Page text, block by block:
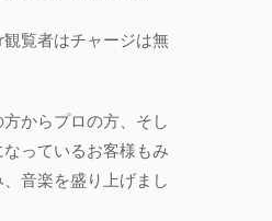
覧者はチャージは無
からプロの方、そし
っているお客様もみ
音楽を盛り上げまし